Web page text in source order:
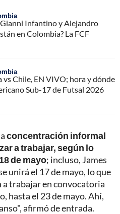
Gianni Infantino y Alejandro
en Colombia? La FCF
vs Chile, EN VIVO; hora y dónde
Sub-17 de Futsal 2026
concentración informal
a trabajar, según lo
de mayo; incluso, James
unirá el 17 de mayo, lo que
a trabajar en convocatoria
hasta el 23 de mayo. Ahí,
afirmó de entrada.